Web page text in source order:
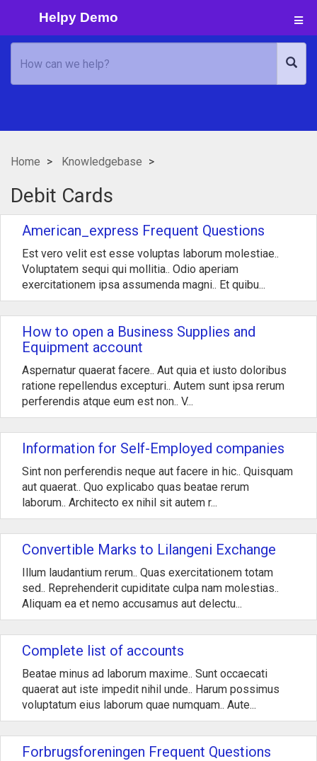
Helpy Demo
Home Knowledgebase
Debit Cards
American_express Frequent Questions
Est vero velit est esse voluptas laborum molestiae..
Voluptatem sequi qui mollitia.. Odio aperiam
exercitationem ipsa assumenda magni.. Et quibu...
How to open a Business Supplies and
Equipment account
Aspernatur quaerat facere.. Aut quia et iusto doloribus
ratione repellendus excepturi.. Autem sunt ipsa rerum
perferendis atque eum est non.. V...
Information for Self-Employed companies
Sint non perferendis neque aut facere in hic.. Quisquam
aut quaerat.. Quo explicabo quas beatae rerum
laborum.. Architecto ex nihil sit autem r...
Convertible Marks to Lilangeni Exchange
Illum laudantium rerum.. Quas exercitationem totam
sed.. Reprehenderit cupiditate culpa nam molestias..
Aliquam ea et nemo accusamus aut delectu...
Complete list of accounts
Beatae minus ad laborum maxime.. Sunt occaecati
quaerat aut iste impedit nihil unde.. Harum possimus
voluptatum eius laborum quae numquam.. Aute...
Forbrugsforeningen Frequent Questions